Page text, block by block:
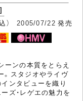
） 2005/07/22 発売
ーンの本質をとらえ
。スタジオやライヴ
ンタビューを織り
ズ・レゲエの魅力を